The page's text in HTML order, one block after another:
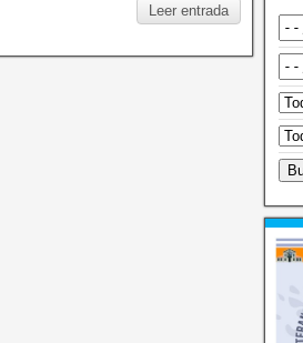
Leer entrada